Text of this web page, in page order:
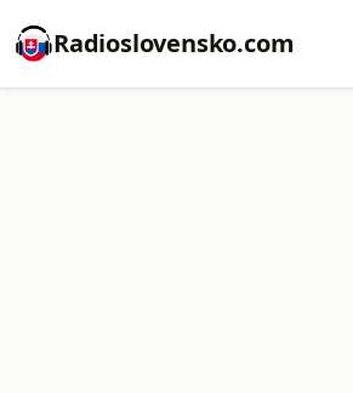
Radioslovensko.com